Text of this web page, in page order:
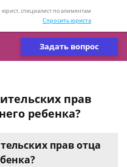
специалист по алиментам
Спросить юриста
Задать вопрос
прав
ребенка?
прав отца